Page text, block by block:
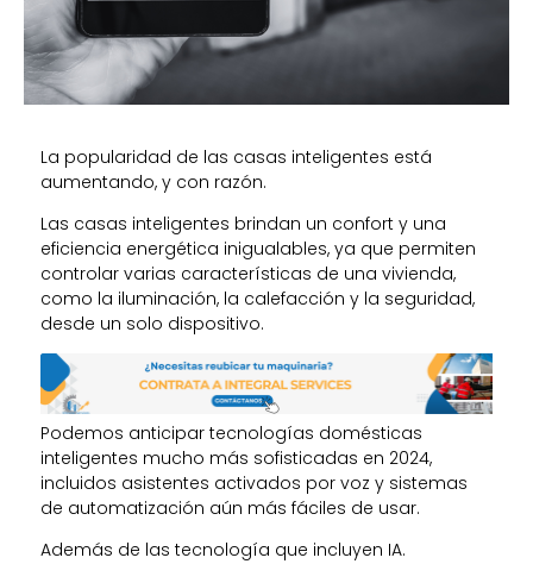
La popularidad de las casas inteligentes está
aumentando, y con razón.
Las casas inteligentes brindan un confort y una
eficiencia energética inigualables, ya que permiten
controlar varias características de una vivienda,
como la iluminación, la calefacción y la seguridad,
desde un solo dispositivo.
Podemos anticipar tecnologías domésticas
inteligentes mucho más sofisticadas en 2024,
incluidos asistentes activados por voz y sistemas
de automatización aún más fáciles de usar.
Además de las tecnología que incluyen IA.